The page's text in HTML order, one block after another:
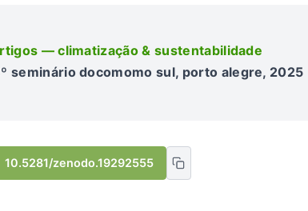
— climatização & sustentabilidade
seminário docomomo sul, porto alegre, 2025
10.5281/zenodo.19292555